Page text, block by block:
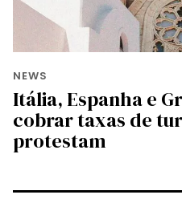
NEWS
Itália, Espanha e
cobrar taxas de
protestam